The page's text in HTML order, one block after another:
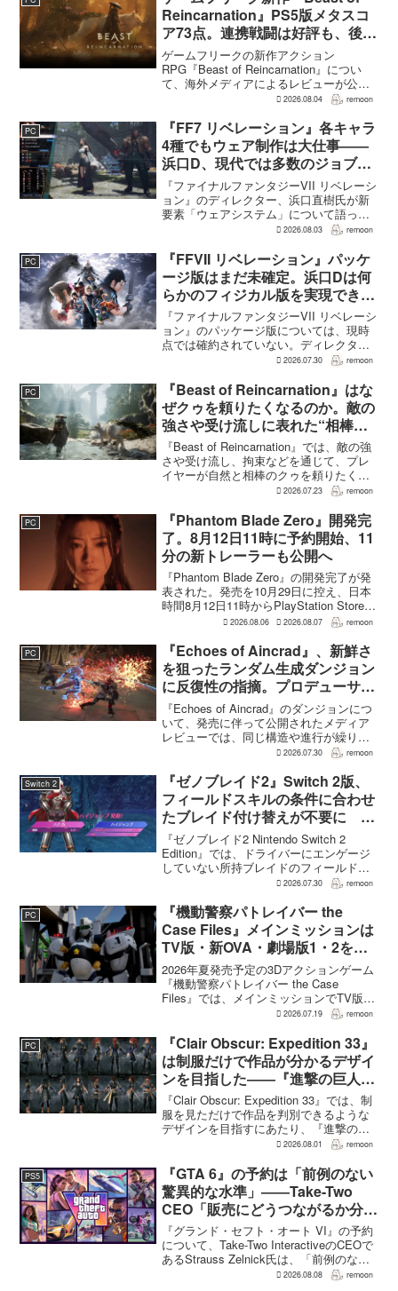
見直され...
Reincarnation』PS5版メタスコ
ア73点。連携戦闘は好評も、後半
の“ボス再戦続き”には不満
ゲームフリークの新作アクション
RPG『Beast of Reincarnation』につい
て、海外メディアによるレビューが公開
された。PS5版のメタスコアは73。採点
否両論で、不評に分類されたレビュ...
2026.08.04 remoon
PC
『FF7 リベレーション』各キャラ
4種でもウェア制作は大仕事――
浜口D、現代では多数のジョブを
1作に盛り込むのは極めて困難と
説明
『ファイナルファンタジーVII リベレーシ
ョン』のディレクター、浜口直樹氏が新
要素「ウェアシステム」について語っ
た。本作では8人のパーティキャラクター
が、キャラクター数が多いため、作業量
はかなりのものにな...
2026.08.03 remoon
PC
『FFVII リベレーション』パッケ
ージ版はまだ未確定。浜口Dは何
らかのフィジカル版を実現できる
よう調整中
『ファイナルファンタジーVII リベレーシ
ョン』のパッケージ版については、現時
点では確約されていない。ディレクター
の浜口直樹氏によると、具体的な商品ラ
フィジカル版を実現できるよう調整を進
めているという。G...
2026.07.30 remoon
PC
『Beast of Reincarnation』はな
ぜクゥを頼りたくなるのか。敵の
強さや受け流しに表れた“相棒と
の共闘”設計
『Beast of Reincarnation』では、敵の強
さや受け流し、拘束などを通じて、プレ
イヤーが自然と相棒のクゥを頼りたくな
る戦闘が設計されている。そうした設計
ナリオライターを務めるゲームフリー
ク...
2026.07.23 remoon
PC
『Phantom Blade Zero』開発完
了。8月12日11時に予約開始、11
分の新トレーラーも公開へ
『Phantom Blade Zero』の開発完了が発
表された。発売を10月29日に控え、日本
時間8月12日11時からPlayStation Store、
Steam、Epic Games Storeで予約受付が
2026.08.06 2026.08.07 remoon
PC
『Echoes of Aincrad』、新鮮さ
を狙ったランダム生成ダンジョン
に反復性の指摘。プロデューサー
は発売前に採用理由を説明
『Echoes of Aincrad』のダンジョンにつ
いて、発売に伴って公開されたメディア
レビューでは、同じ構造や進行が繰り返
されるとの評価が出ている。発売前の7月
は、ゲーム総合プロデューサーの二見鷹
介氏が...
2026.07.30 remoon
Switch 2
『ゼノブレイド2』Switch 2版、
フィールドスキルの条件に合わせ
たブレイド付け替えが不要に 編
成外の所持ブレイドも判定対象
『ゼノブレイド2 Nintendo Switch 2
Edition』では、ドライバーにエンゲージ
していない所持ブレイドのフィールドス
キルも判定に反映され、必要なスキルに
要になっていることが、日本と海外の...
2026.07.30 remoon
PC
『機動警察パトレイバー the
Case Files』メインミッションは
TV版・新OVA・劇場版1・2をカ
バー。零式とヘルハウンドを動か
すため“アナザーサイドミッショ
ン”を実装
2026年夏発売予定の3Dアクションゲーム
『機動警察パトレイバー the Case
Files』では、メインミッションでTV版、
新OVA、劇場版第1作・第2作の範囲をカ
ーを務めるグッドスマイルカンパニー
の...
2026.07.19 remoon
PC
『Clair Obscur: Expedition 33』
は制服だけで作品が分かるデザイ
ンを目指した――『進撃の巨人』
の制服と『BLEACH』のキャラ
造形が影響
『Clair Obscur: Expedition 33』では、制
服を見ただけで作品を判別できるような
デザインを目指すにあたり、『進撃の巨
人』を参考にしたという。あわせて、キ
ルで印象に残るデザインから...
2026.08.01 remoon
PS5
『GTA 6』の予約は「前例のない
驚異的な水準」――Take-Two
CEO「販売にどうつながるか分か
らない」
『グランド・セフト・オート VI』の予約
について、Take-Two InteractiveのCEOで
あるStrauss Zelnick氏は、「前例のない
驚異的な水準」に達していると評価し
2026.08.08 remoon